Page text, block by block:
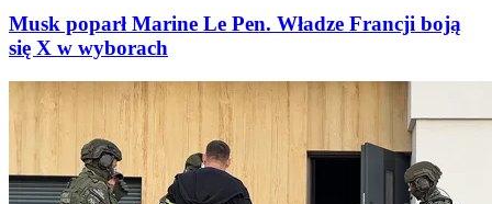
Musk poparł Marine Le Pen. Władze Francji boją
się X w wyborach